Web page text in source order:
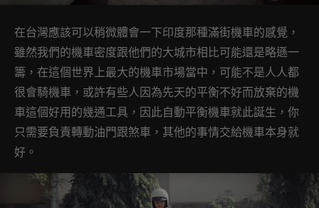
在台灣應該可以稍微體會一下印度那種滿街機車的感覺，
雖然我們的機車密度跟他們的大城市相比可能還是略遜一
籌，在這個世界上最大的機車市場當中，可能不是人人都
很會騎機車，或許有些人因為先天的平衡不好而放棄的機
車這個好用的幾通工具，因此自動平衡機車就此誕生，你
只需要負責轉動油門跟煞車，其他的事情交給機車本身就
好。